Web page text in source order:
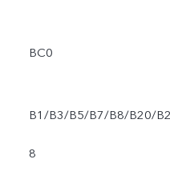
BC0
B1/B3/B5/B7/B8/B20/
8